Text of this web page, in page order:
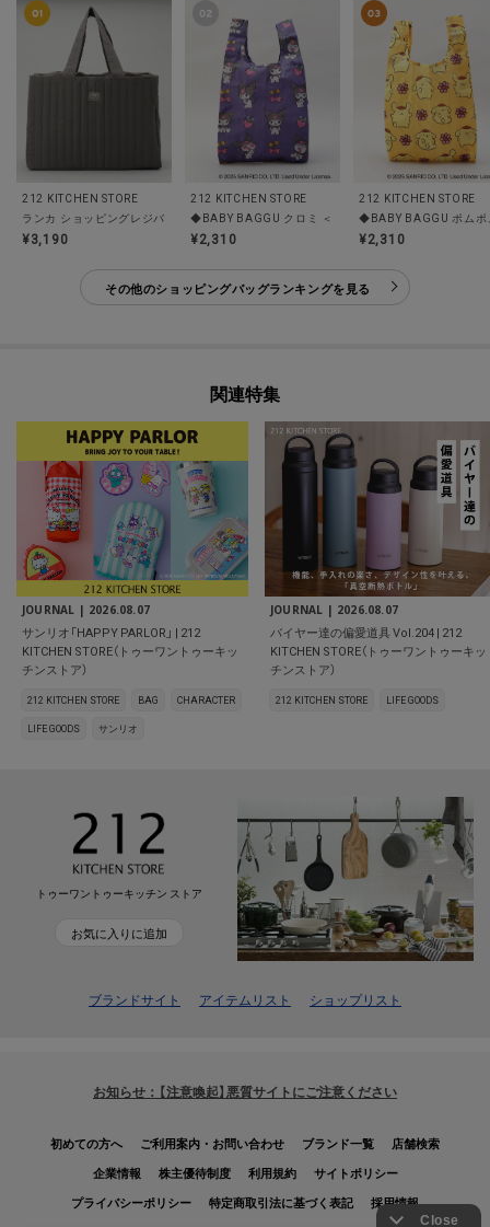
212 KITCHEN STORE
ランカ ショッピングレジバッグ DGY
¥3,190
212 KITCHEN STORE
◆BABY BAGGU クロミ ＜BAGGU バグゥ＞
¥2,310
212 KITCHEN STORE
◆BABY BAGGU ポムポ
¥2,310
その他のショッピングバッグランキングを見る
関連特集
JOURNAL | 2026.08.07
サンリオ「HAPPY PARLOR」 | 212
KITCHEN STORE（トゥーワントゥーキッ
チンストア）
212 KITCHEN STORE BAG
CHARACTER
LIFE GOODS
サンリオ
JOURNAL | 2026.08.07
バイヤー達の偏愛道具 Vol.204 | 212
KITCHEN STORE（トゥーワントゥーキッ
チンストア）
212 KITCHEN STORE LIFE GOODS
トゥーワントゥーキッチン ストア
お気に入りに追加
ブランドサイト アイテムリスト ショップリスト
お知らせ：【注意喚起】悪質サイトにご注意ください
初めての方へ ご利用案内・お問い合わせ ブランド一覧
店舗検索
企業情報
株主優待制度 利用規約
サイトポリシー
プライバシーポリシー
特定商取引法に基づく表記 採用情報